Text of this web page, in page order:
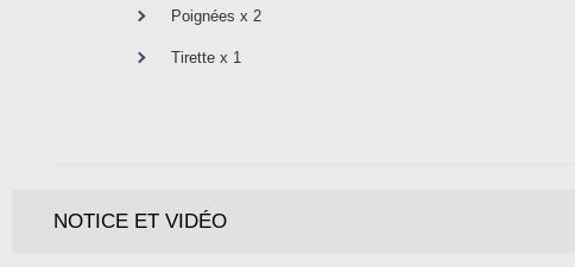
Poignées x 2
Tirette x 1
NOTICE ET VIDÉO